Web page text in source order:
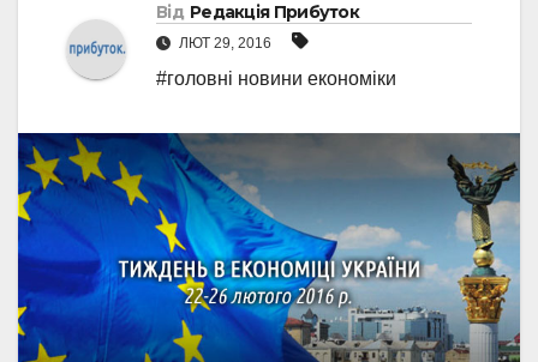
Від Редакція Прибуток
ЛЮТ 29, 2016
#головні новини економіки